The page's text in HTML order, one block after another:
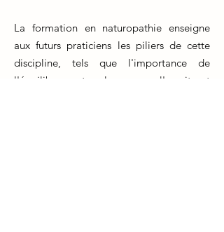
La formation en naturopathie enseigne
aux futurs praticiens les piliers de cette
discipline, tels que l'importance de
l'équilibre entre le corps, l'esprit et